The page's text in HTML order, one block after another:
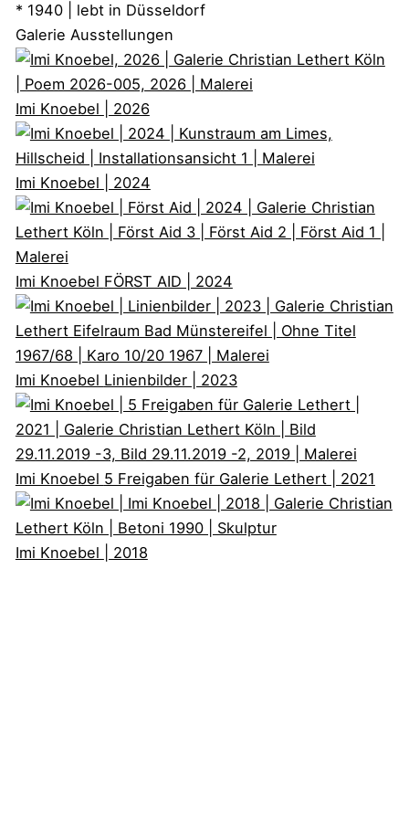
* 1940 | lebt in Düsseldorf
Galerie Ausstellungen
Imi Knoebel | 2026
Imi Knoebel | 2024
Imi Knoebel FÖRST AID | 2024
Imi Knoebel Linienbilder | 2023
Imi Knoebel 5 Freigaben für Galerie Lethert | 2021
Imi Knoebel | 2018